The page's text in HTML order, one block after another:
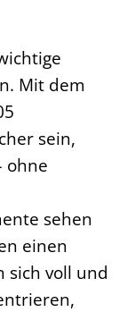
Mit dem
sein,
ohne
sehen
einen
sich voll und